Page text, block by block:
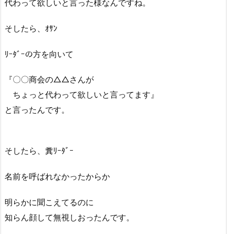
代わって欲しいと言った様なんですね。
そしたら、ｵｻﾝ
ﾘｰﾀﾞｰの方を向いて
『〇〇商会の△△さんが
ちょっと代わって欲しいと言ってます』
と言ったんです。
そしたら、糞ﾘｰﾀﾞｰ
名前を呼ばれなかったからか
明らかに聞こえてるのに
知らん顔して無視しおったんです。